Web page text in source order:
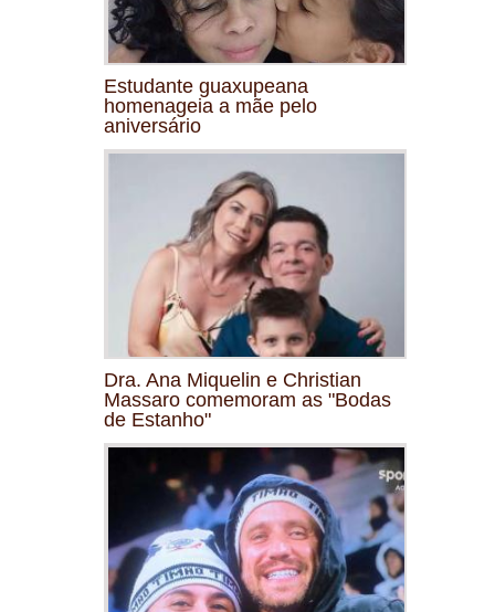
Estudante guaxupeana
homenageia a mãe pelo
aniversário
Dra. Ana Miquelin e Christian
Massaro comemoram as "Bodas
de Estanho"